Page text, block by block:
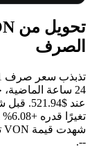
الصرف
تذبذب سعر صرف 1 VON مقابل AUD بمقدار
تغيرًا قدره +6.08%
شهدت قيمة VON تغيرًا قدره
--
.